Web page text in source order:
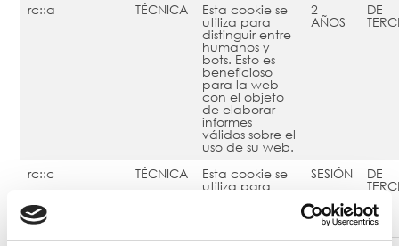
rc::a TÉCNICA Esta cookie se
utiliza para
distinguir entre
humanos y
bots. Esto es
beneficioso
para la web
con el objeto
de elaborar
informes
válidos sobre el
uso de su web.
2
AÑOS
DE
rc::c TÉCNICA Esta cookie se
utiliza para
SESIÓN DE